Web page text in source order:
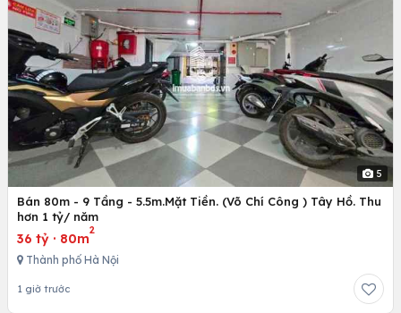
5
Bán 80m - 9 Tầng - 5.5m.Mặt Tiền. (Võ Chí Công ) Tây Hồ. Thu
hơn 1 tỷ/ năm
36 tỷ · 80m
2
Thành phố Hà Nội
1 giờ trước